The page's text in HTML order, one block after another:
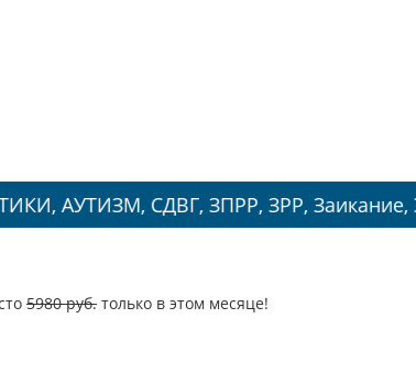
СДВГ, ЗПРР, ЗРР, Заикание, Энурез.
5980 руб. только в этом месяце!